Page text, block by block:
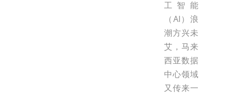
工智能
（AI）浪
潮方兴未
艾，马来
西亚数据
中心领域
又传来一